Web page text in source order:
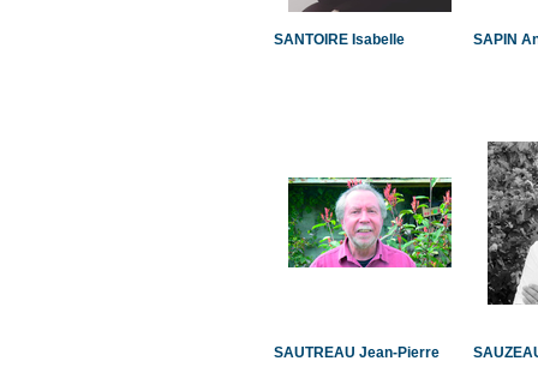
SANTOIRE Isabelle SAPIN
SAUTREAU Jean-Pierre